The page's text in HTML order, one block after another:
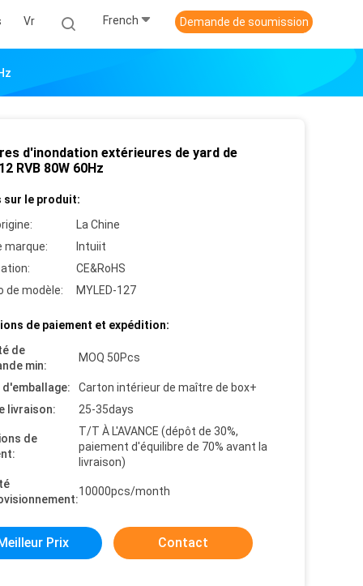
Vr French Demande de soumission
d'inondation extérieures de yard de
RVB 80W 60Hz
sur le produit:
La Chine
marque:
Intuiit
CE&RoHS
de modèle:
MYLED-127
de paiement et expédition:
de
min:
MOQ 50Pcs
d'emballage:
Carton intérieur de maître de box+
livraison:
25-35days
de
T/T À L'AVANCE (dépôt de 30%,
paiement d'équilibre de 70% avant la
livraison)
10000pcs/month
Prix Contact